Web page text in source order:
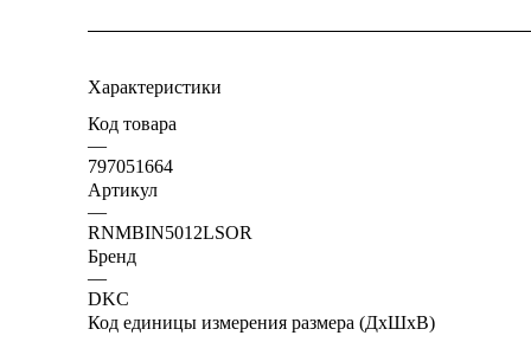
Характеристики
Код товара
—
797051664
Артикул
—
RNMBIN5012LSOR
Бренд
—
DKC
Код единицы измерения размера (ДхШхВ)